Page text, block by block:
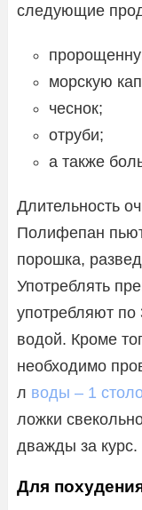
следующие
морскую
чеснок;
отруби;
а также
Длительность
Полифепан
порошка,
Употреблять
употребляют по
водой. Кроме
необходимо
л воды – 1
ложки
дважды за курс.
Для